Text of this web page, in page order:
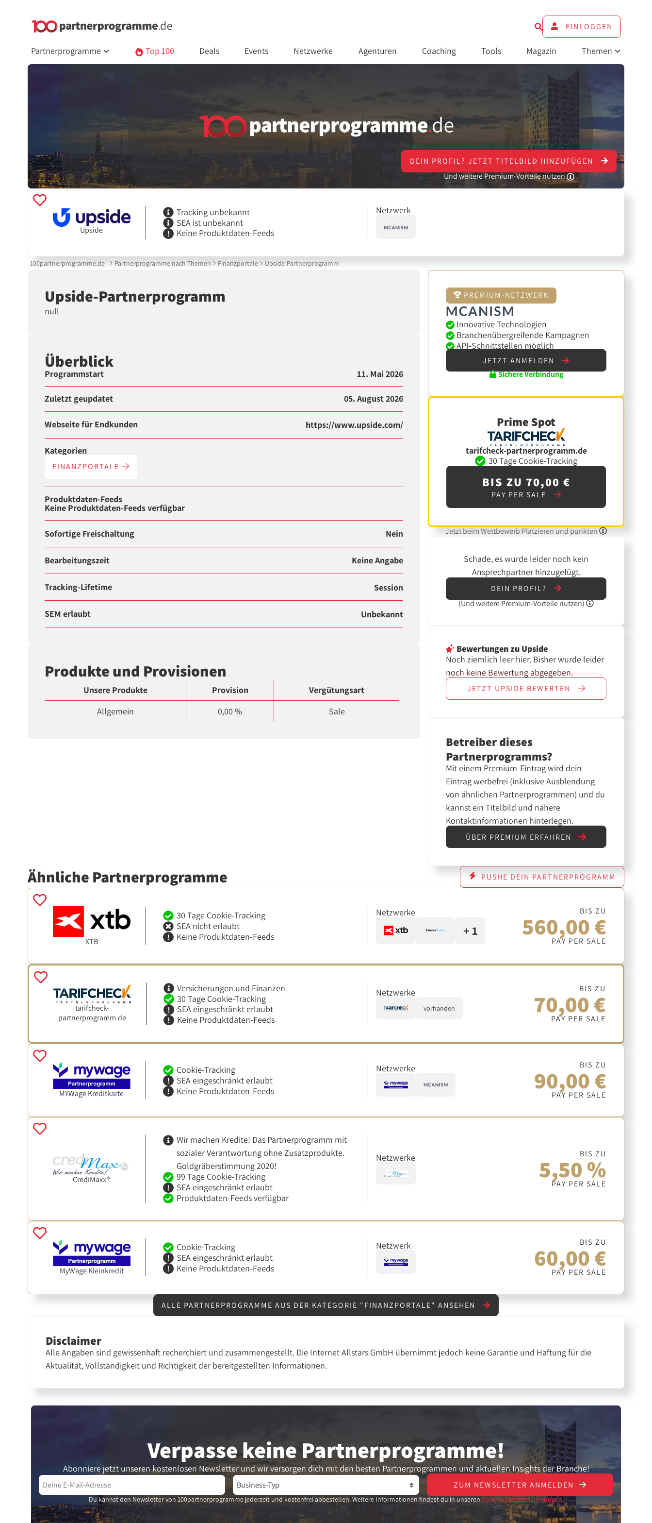
EINLOGGEN
Partnerprogramme Top 100 Deals Events Netzwerke Agenturen Coaching Tools Magazin Themen
DEIN PROFIL? JETZT TITELBILD HINZUFÜGEN
Und weitere Premium-Vorteile nutzen
Upside
Tracking unbekannt
SEA ist unbekannt
Keine Produktdaten-Feeds
Netzwerk
100partnerprogramme.de Partnerprogramme nach Themen Finanzportale Upside-Partnerprogramm
Upside-Partnerprogramm
null
Überblick
Programmstart 11. Mai 2026
Zuletzt geupdatet 05. August 2026
Webseite für Endkunden https://www.upside.com/
Kategorien
FINANZPORTALE
Produktdaten-Feeds
Keine Produktdaten-Feeds verfügbar
Sofortige Freischaltung Nein
Bearbeitungszeit Keine Angabe
Tracking-Lifetime Session
SEM erlaubt Unbekannt
Produkte und Provisionen
Unsere Produkte Provision
Vergütungsart
Allgemein
0,00 % Sale
PREMIUM-NETZWERK
Innovative Technologien
Branchenübergreifende Kampagnen
API-Schnittstellen möglich
JETZT ANMELDEN
Sichere Verbindung
Prime Spot
tarifcheck-partnerprogramm.de
30 Tage Cookie-Tracking
BIS ZU 70,00 €
PAY PER SALE
Jetzt beim Wettbewerb Platzieren und punkten
Schade, es wurde leider noch kein
Ansprechpartner hinzugefügt.
DEIN PROFIL?
(UndweiterePremium-Vorteile nutzen)
Bewertungenzu Upside
Noch ziemlich leer hier. Bisher wurde leider
noch keine Bewertung abgegeben.
JETZT UPSIDE BEWERTEN
Betreiber dieses
Partnerprogramms?
Mit einem Premium-Eintrag wird dein
Eintrag werbefrei (inklusive Ausblendung
von ähnlichen Partnerprogrammen) und du
kannst ein Titelbild und nähere
Kontaktinformationen hinterlegen.
ÜBER PREMIUM ERFAHREN
Ähnliche Partnerprogramme PUSHE DEIN PARTNERPROGRAMM
XTB
30 Tage Cookie-Tracking
SEA nicht erlaubt
Keine Produktdaten-Feeds
Netzwerke
+ 1
BIS ZU
560,00 €
PAY PER SALE
tarifcheck-
partnerprogramm.de
Versicherungen und Finanzen
30 Tage Cookie-Tracking
SEA eingeschränkt erlaubt
Keine Produktdaten-Feeds
Netzwerke
vorhanden
BIS ZU
70,00 €
PAY PER SALE
MYWage Kreditkarte
Cookie-Tracking
SEA eingeschränkt erlaubt
Keine Produktdaten-Feeds
Netzwerke BIS ZU
90,00 €
PAY PER SALE
CrediMaxx®
Wir machen Kredite! Das Partnerprogramm mit
sozialer Verantwortung ohne Zusatzprodukte.
Goldgräberstimmung 2020!
99 Tage Cookie-Tracking
SEA eingeschränkt erlaubt
Produktdaten-Feeds verfügbar
Netzwerke BIS ZU
5,50 %
PAY PER SALE
MyWage Kleinkredit
Cookie-Tracking
SEA eingeschränkt erlaubt
Keine Produktdaten-Feeds
Netzwerk BIS ZU
60,00 €
PAY PER SALE
ALLE PARTNERPROGRAMME AUS DER KATEGORIE "FINANZPORTALE" ANSEHEN
Disclaimer
Alle Angaben sind gewissenhaft recherchiert und zusammengestellt. Die Internet Allstars GmbH übernimmt jedoch keine Garantie und Haftung für die
Aktualität, Vollständigkeit und Richtigkeit der bereitgestellten Informationen.
Verpasse keine Partner­programme!
Abonniere jetzt unseren kostenlosen Newsletter und wir versorgen dich mit den besten Partnerprogrammen und aktuellen Insights der Branche!
ZUM NEWSLETTER ANMELDEN
Du kannst den Newsletter von 100partnerprogramme jederzeit und kostenfrei abbestellen. Weitere Informationen findest du in unseren Datenschutzbestimmungen.